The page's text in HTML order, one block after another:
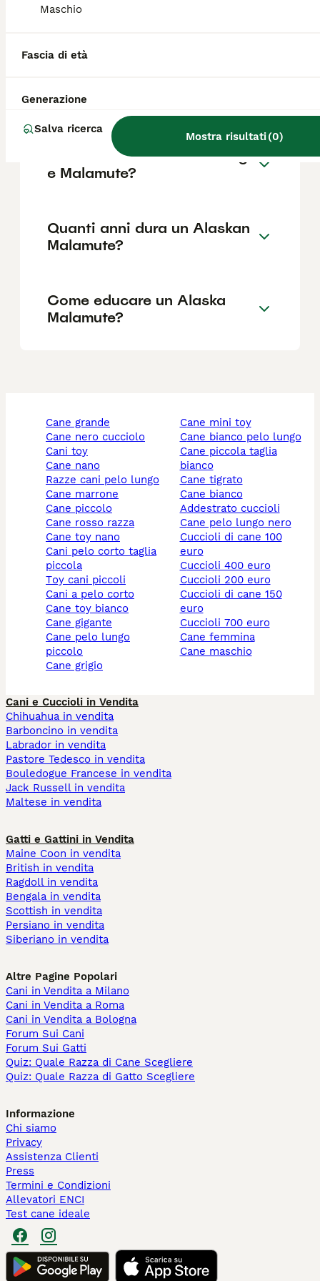
Maschio
Fascia di età
Generazione
Salva ricerca
Mostra risultati(0)
reputazione dell'allevatore e la posizione.
femmina?
Che differenza c'è tra Husky
e Malamute?
Quanti anni dura un Alaskan
Malamute?
Come educare un Alaska
Malamute?
cane grande
cane nero cucciolo
cani toy
cane nano
razze cani pelo lungo
cane marrone
cane piccolo
cane rosso razza
cane toy nano
cani pelo corto taglia
piccola
toy cani piccoli
cani a pelo corto
cane toy bianco
cane gigante
cane pelo lungo
piccolo
cane grigio
cane mini toy
cane bianco pelo lungo
cane piccola taglia
bianco
cane tigrato
cane bianco
addestrato cuccioli
cane pelo lungo nero
cuccioli di cane 100
euro
cuccioli 400 euro
cuccioli 200 euro
cuccioli di cane 150
euro
cuccioli 700 euro
cane femmina
cane maschio
Cani e Cuccioli in Vendita
Chihuahua in vendita
Barboncino in vendita
Labrador in vendita
Pastore Tedesco in vendita
Bouledogue Francese in vendita
Jack Russell in vendita
Maltese in vendita
Gatti e Gattini in Vendita
Maine Coon in vendita
British in vendita
Ragdoll in vendita
Bengala in vendita
Scottish in vendita
Persiano in vendita
Siberiano in vendita
Altre Pagine Popolari
Cani in Vendita a Milano
Cani in Vendita a Roma
Cani in Vendita a Bologna
Forum Sui Cani
Forum Sui Gatti
Quiz: Quale Razza di Cane Scegliere
Quiz: Quale Razza di Gatto Scegliere
Informazione
Chi siamo
Privacy
Assistenza Clienti
Press
Termini e Condizioni
Allevatori ENCI
Test cane ideale